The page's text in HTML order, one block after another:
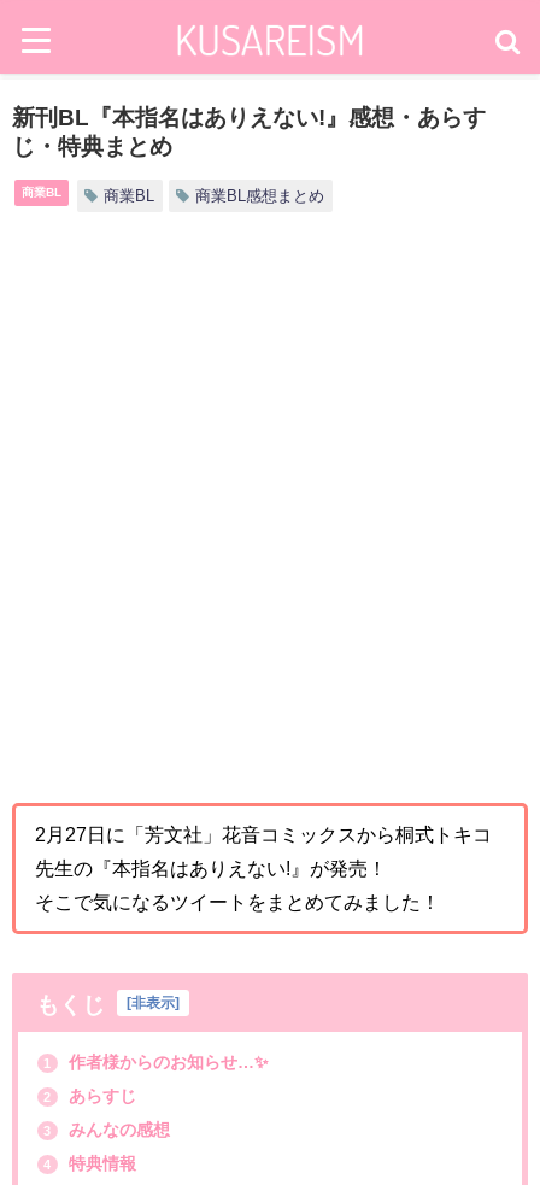
新刊BL『本指名はありえない!』感想・あらす
じ・特典まとめ
商業BL 商業BL 商業BL感想まとめ
2月27日に「芳文社」花音コミックスから桐式トキコ
先生の『本指名はありえない!』が発売！
そこで気になるツイートをまとめてみました！
もくじ [非表示]
1 作者様からのお知らせ…✨
2 あらすじ
3 みんなの感想
4 特典情報